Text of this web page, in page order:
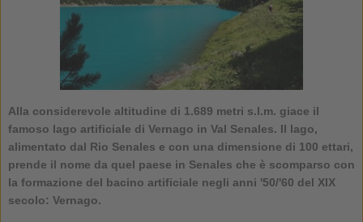
Alla considerevole altitudine di 1.689 metri s.l.m. giace il
famoso lago artificiale di Vernago in Val Senales. Il lago,
alimentato dal Rio Senales e con una dimensione di 100 ettari,
prende il nome da quel paese in Senales che è scomparso con
la formazione del bacino artificiale negli anni '50/'60 del XIX
secolo: Vernago.